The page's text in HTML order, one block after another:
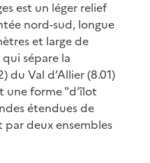
est un léger relief
nord-sud, longue
et large de
sépare la
du Val d’Allier (8.01)
une forme "d’îlot
étendues de
deux ensembles